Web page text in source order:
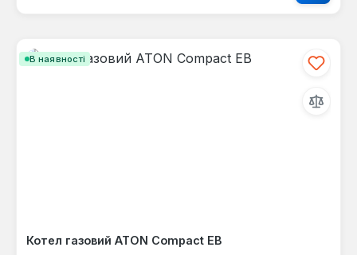
В наявності
Котел газовий ATON Compact ЕВ